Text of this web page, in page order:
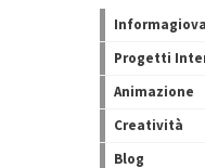
Progetti
Animazione
Creatività
Blog